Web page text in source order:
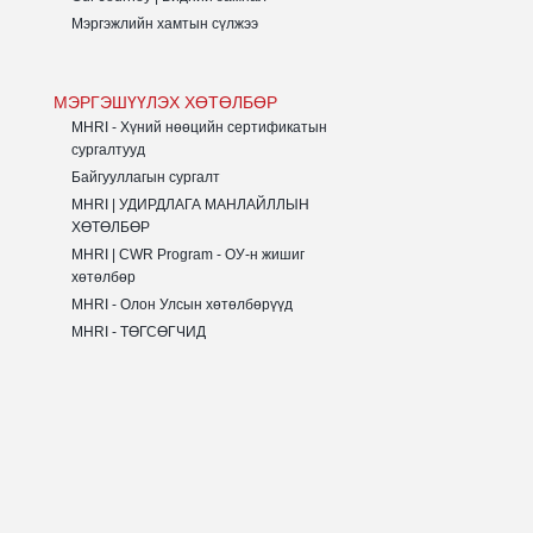
Мэргэжлийн хамтын сүлжээ
МЭРГЭШҮҮЛЭХ ХӨТӨЛБӨР
MHRI - Хүний нөөцийн сертификатын
сургалтууд
Байгууллагын сургалт
MHRI | УДИРДЛАГА МАНЛАЙЛЛЫН
ХӨТӨЛБӨР
MHRI | CWR Program - ОУ-н жишиг
хөтөлбөр
MHRI - Олон Улсын хөтөлбөрүүд
MHRI - ТӨГСӨГЧИД